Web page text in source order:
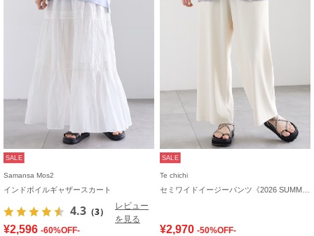
SALE
Samansa Mos2
インドボイルギャザースカート
4.3 （3）
レビュー
を見る
¥2,596 -60%OFF-
SALE
Te chichi
¥2,970 -50%OFF-